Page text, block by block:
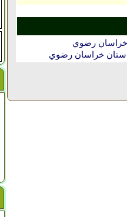
رضوي
خراسان رضوي